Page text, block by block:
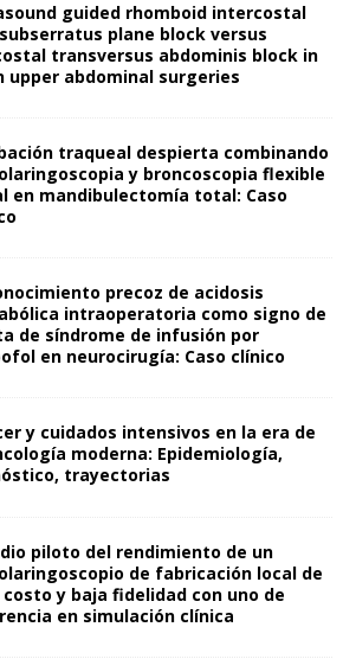
guided rhomboid intercostal
plane block versus
transversus abdominis block in
upper abdominal surgeries
traqueal despierta combinando
y broncoscopia flexible
en mandibulectomía total: Caso
precoz de acidosis
intraoperatoria como signo de
de síndrome de infusión por
en neurocirugía: Caso clínico
y cuidados intensivos en la era de
moderna: Epidemiología,
trayectorias
piloto del rendimiento de un
de fabricación local de
costo y baja fidelidad con uno de
en simulación clínica